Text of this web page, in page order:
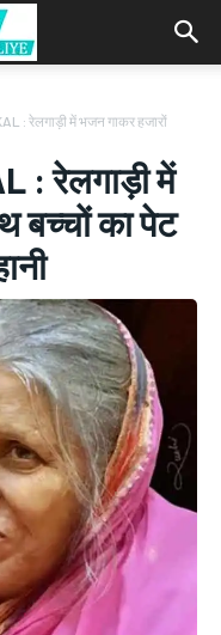
: रेलगाड़ी में भजन गाकर हजारों
: रेलगाड़ी में
बच्चों का पेट